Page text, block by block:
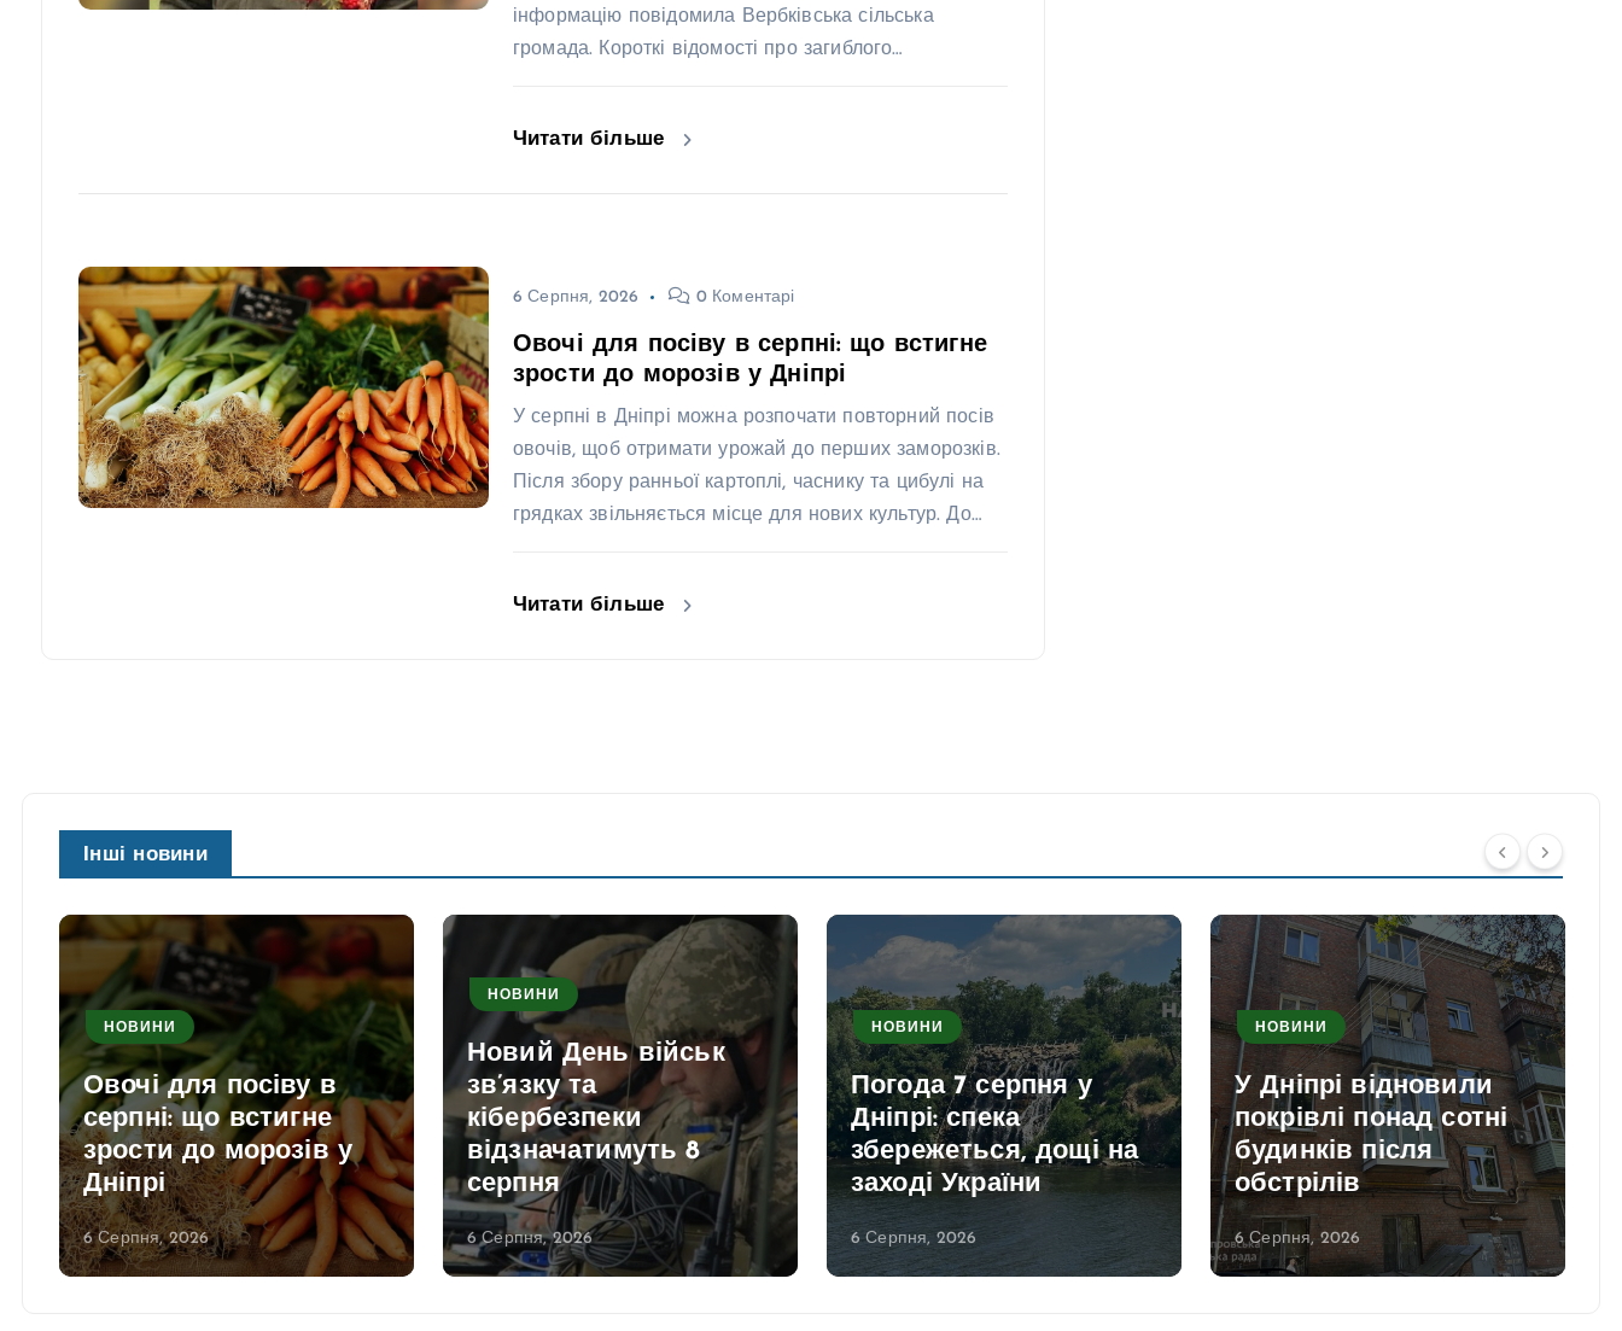
інформацію повідомила Вербківська сільська
громада. Короткі відомості про загиблого…
Читати більше
6 Серпня, 2026 0 Коментарі
Овочі для посіву в серпні: що встигне
зрости до морозів у Дніпрі
У серпні в Дніпрі можна розпочати повторний посів
овочів, щоб отримати урожай до перших заморозків.
Після збору ранньої картоплі, часнику та цибулі на
грядках звільняється місце для нових культур. До…
Читати більше
Інші новини
НОВИНИ
Овочі для посіву в
серпні: що встигне
зрости до морозів у
Дніпрі
6 Серпня, 2026
НОВИНИ
Новий День військ
зв’язку та
кібербезпеки
відзначатимуть 8
серпня
6 Серпня, 2026
НОВИНИ
Погода 7 серпня у
Дніпрі: спека
збережеться, дощі на
заході України
6 Серпня, 2026
НОВИНИ
У Дніпрі відновили
покрівлі понад сотні
будинків після
обстрілів
6 Серпня, 2026